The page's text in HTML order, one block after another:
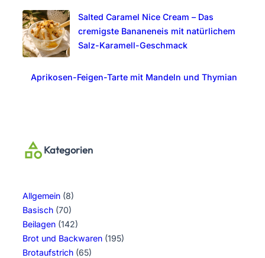
Salted Caramel Nice Cream – Das
cremigste Bananeneis mit natürlichem
Salz-Karamell-Geschmack
Aprikosen-Feigen-Tarte mit Mandeln und Thymian
Kategorien
Allgemein (8)
Basisch (70)
Beilagen (142)
Brot und Backwaren (195)
Brotaufstrich (65)